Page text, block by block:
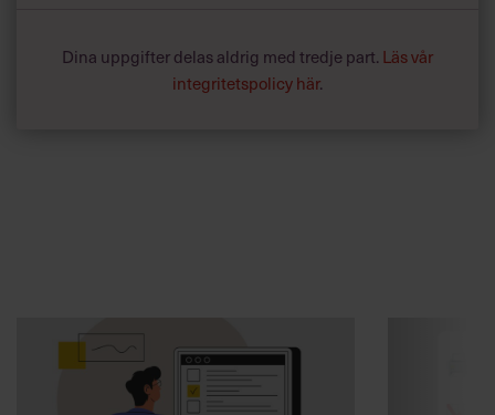
Dina uppgifter delas aldrig med tredje part. Läs vår
integritetspolicy här.